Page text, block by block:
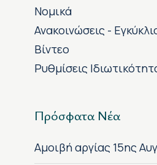
Νομικά
Ανακοινώσεις -
Βίντεο
Ρυθμίσεις
Πρόσφατα Νέα
Αμοιβή αργίας 15ης